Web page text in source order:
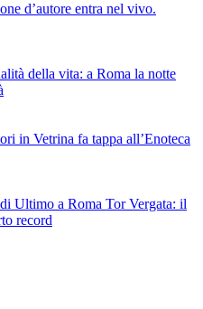
d’autore entra nel vivo.
della vita: a Roma la notte
in Vetrina fa tappa all’Enoteca
Ultimo a Roma Tor Vergata: il
record